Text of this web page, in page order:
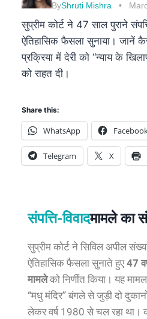
ByShruti Mishra
सुप्रीम कोर्ट ने 47 साल पुराने
ऐतिहासिक फैसला सुनाया। जानें
प्रक्रिया में देरी को “न्याय के
को राहत दी।
Share this:
WhatsApp
Telegram X
संपत्ति-विवादमामले का
सुप्रीम कोर्ट ने सिविल अपील
ऐतिहासिक फैसला सुनाते हुए47
मामलेको निर्णीत किया। यह
“मधु मंदिर” बंगले से जुड़ी दो
लेकर वर्ष 1980 से चल रहा था।